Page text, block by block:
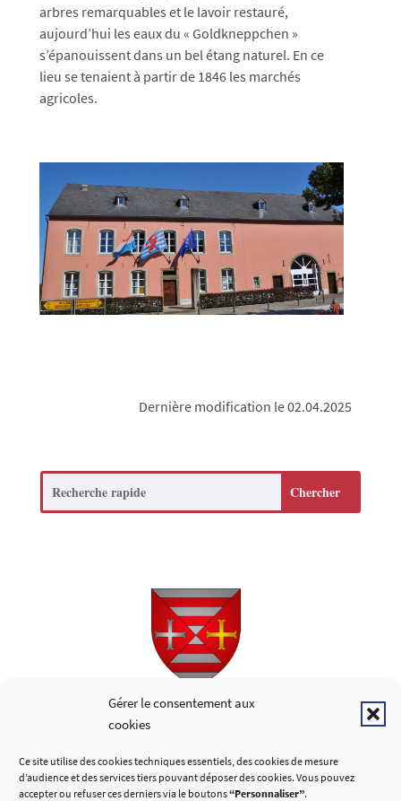
Gérer le consentement aux
cookies
Ce site utilise des cookies techniques essentiels, des cookies de mesure
d’audience et des services tiers pouvant déposer des cookies. Vous pouvez
accepter ou refuser ces derniers via le boutons“Personnaliser”.
arbres remarquables et le lavoir restauré,
aujourd’hui les eaux du « Goldkneppchen »
s’épanouissent dans un bel étang naturel. En ce
lieu se tenaient à partir de 1846 les marchés
agricoles.
Dernière modification le 02.04.2025
Search
Copyright © 2026